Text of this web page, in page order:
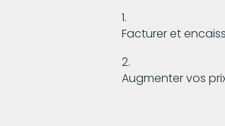
Facturer et
Augmenter vos